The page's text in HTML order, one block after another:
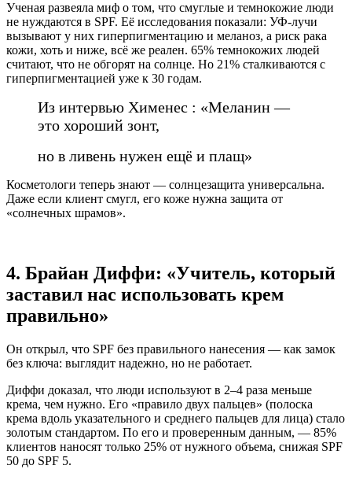
Ученая развеяла миф о том, что смуглые и темнокожие люди
не нуждаются в SPF. Её исследования показали: УФ-лучи
вызывают у них гиперпигментацию и меланоз, а риск рака
кожи, хоть и ниже, всё же реален. 65% темнокожих людей
считают, что не обгорят на солнце. Но 21% сталкиваются с
гиперпигментацией уже к 30 годам.
Из интервью Хименес : «Меланин —
это хороший зонт,
но в ливень нужен ещё и плащ»
Косметологи теперь знают — солнцезащита универсальна.
Даже если клиент смугл, его коже нужна защита от
«солнечных шрамов».
4. Брайан Диффи: «Учитель, который
заставил нас использовать крем
правильно»
Он открыл, что SPF без правильного нанесения — как замок
без ключа: выглядит надежно, но не работает.
Диффи доказал, что люди используют в 2–4 раза меньше
крема, чем нужно. Его «правило двух пальцев» (полоска
крема вдоль указательного и среднего пальцев для лица) стало
золотым стандартом. По его и проверенным данным, — 85%
клиентов наносят только 25% от нужного объема, снижая SPF
50 до SPF 5.